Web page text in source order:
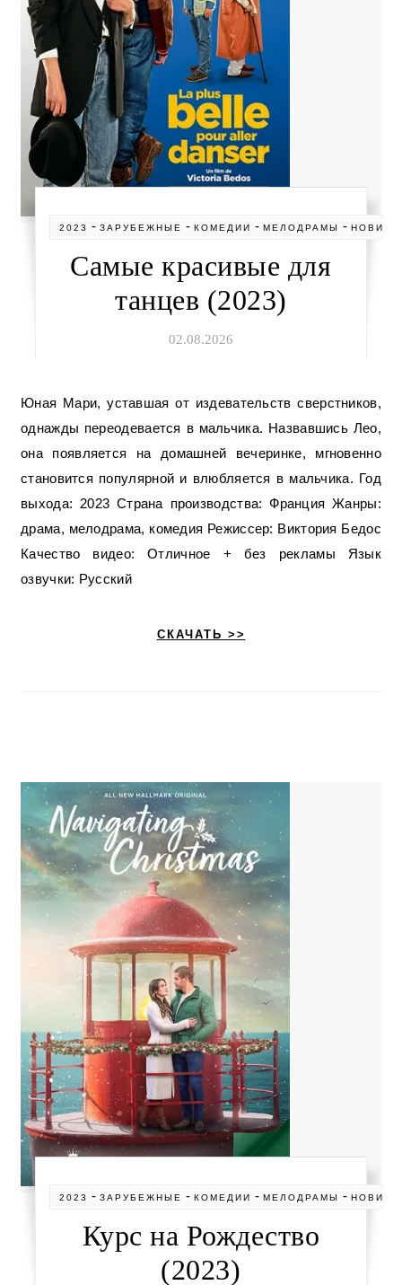
2023 -ЗАРУБЕЖНЫЕ -КОМЕДИИ -МЕЛОДРАМЫ -
Самые красивые для
танцев (2023)
02.08.2026
Юная Мари, уставшая от издевательств сверстников,
однажды переодевается в мальчика. Назвавшись Лео,
она появляется на домашней вечеринке, мгновенно
становится популярной и влюбляется в мальчика. Год
выхода: 2023 Страна производства: Франция Жанры:
драма, мелодрама, комедия Режиссер: Виктория Бедос
Качество видео: Отличное + без рекламы Язык
озвучки: Русский
СКАЧАТЬ >>
2023 -ЗАРУБЕЖНЫЕ -КОМЕДИИ -МЕЛОДРАМЫ -
Курс на Рождество
(2023)